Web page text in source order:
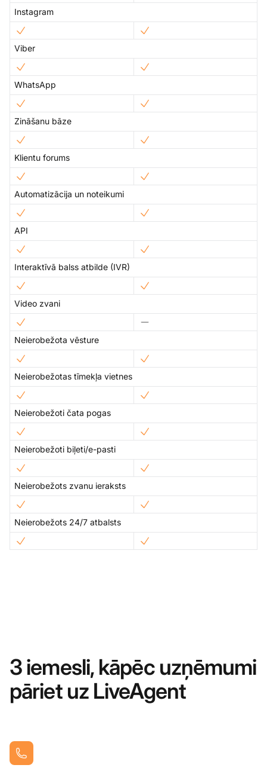
Instagram
Viber
WhatsApp
Zināšanu bāze
Klientu forums
Automatizācija un noteikumi
API
Interaktīvā balss atbilde (IVR)
Video zvani
Neierobežota vēsture
Neierobežotas tīmekļa vietnes
Neierobežoti čata pogas
Neierobežoti biļeti/e-pasti
Neierobežots zvanu ieraksts
Neierobežots 24/7 atbalsts
3 iemesli, kāpēc uzņēmumi
pāriet uz LiveAgent